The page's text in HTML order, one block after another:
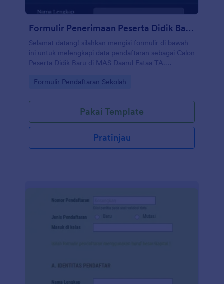
Formulir Penerimaan Peserta Didik Baru (Ppdb) Mas Daarul Fataa Ta. 2020/2021
Selamat datang! silahkan mengisi formulir di bawah
ini untuk melengkapi data pendaftaran sebagai Calon
Peserta Didik Baru di MAS Daarul Fataa TA.
Go to Category:
Formulir Pendaftaran Sekolah
Pakai Template
Pratinjau